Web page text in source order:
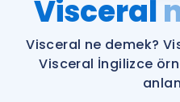
ÜYE
Faydalı Araçlar
Visceral
Visceral ne demek?
Visceral İngilizce